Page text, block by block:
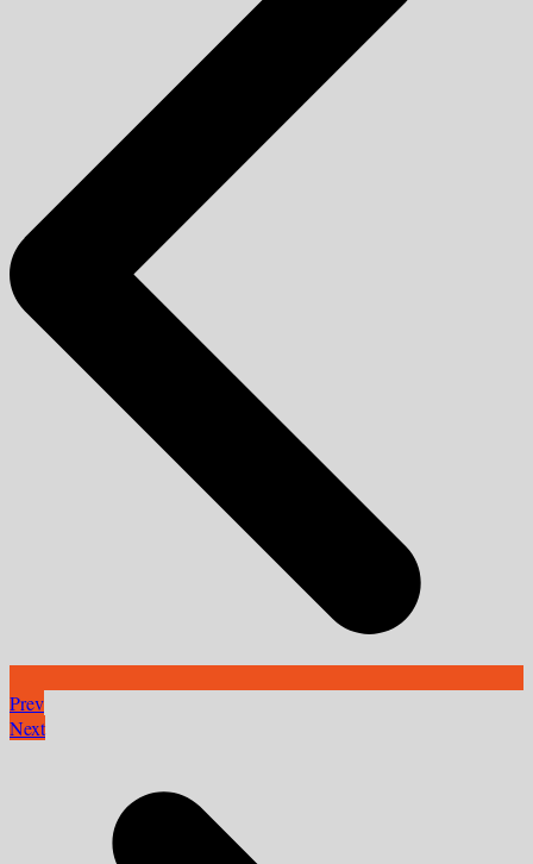
Prev
Next